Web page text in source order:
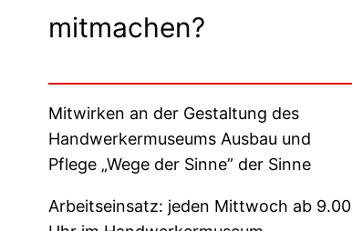
mitmachen?
Mitwirken an der Gestaltung des
Handwerkermuseums Ausbau und
Pflege „Wege der Sinne” der Sinne
Arbeitseinsatz: jeden Mittwoch ab 9.00